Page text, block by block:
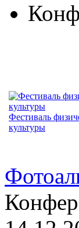
Фестиваль
культуры